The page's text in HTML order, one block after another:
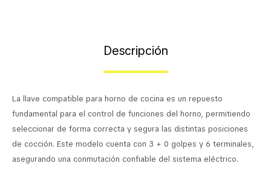
Descripción
La llave compatible para horno de cocina es un repuesto
fundamental para el control de funciones del horno, permitiendo
seleccionar de forma correcta y segura las distintas posiciones
de cocción. Este modelo cuenta con 3 + 0 golpes y 6 terminales,
asegurando una conmutación confiable del sistema eléctrico.